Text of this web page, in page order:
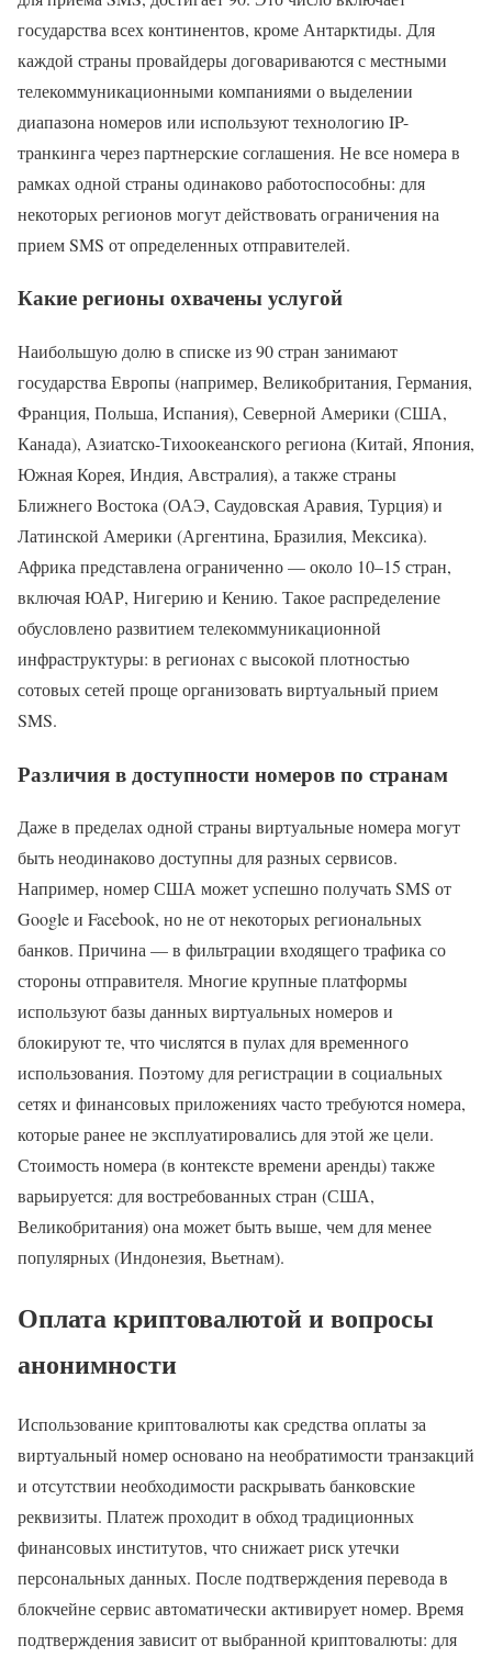
государства всех континентов, кроме Антарктиды. Для
каждой страны провайдеры договариваются с местными
телекоммуникационными компаниями о выделении
диапазона номеров или используют технологию IP-
транкинга через партнерские соглашения. Не все номера в
рамках одной страны одинаково работоспособны: для
некоторых регионов могут действовать ограничения на
прием SMS от определенных отправителей.
Какие регионы охвачены услугой
Наибольшую долю в списке из 90 стран занимают
государства Европы (например, Великобритания, Германия,
Франция, Польша, Испания), Северной Америки (США,
Канада), Азиатско-Тихоокеанского региона (Китай, Япония,
Южная Корея, Индия, Австралия), а также страны
Ближнего Востока (ОАЭ, Саудовская Аравия, Турция) и
Латинской Америки (Аргентина, Бразилия, Мексика).
Африка представлена ограниченно — около 10–15 стран,
включая ЮАР, Нигерию и Кению. Такое распределение
обусловлено развитием телекоммуникационной
инфраструктуры: в регионах с высокой плотностью
сотовых сетей проще организовать виртуальный прием
SMS.
Различия в доступности номеров по странам
Даже в пределах одной страны виртуальные номера могут
быть неодинаково доступны для разных сервисов.
Например, номер США может успешно получать SMS от
Google и Facebook, но не от некоторых региональных
банков. Причина — в фильтрации входящего трафика со
стороны отправителя. Многие крупные платформы
используют базы данных виртуальных номеров и
блокируют те, что числятся в пулах для временного
использования. Поэтому для регистрации в социальных
сетях и финансовых приложениях часто требуются номера,
которые ранее не эксплуатировались для этой же цели.
Стоимость номера (в контексте времени аренды) также
варьируется: для востребованных стран (США,
Великобритания) она может быть выше, чем для менее
популярных (Индонезия, Вьетнам).
Оплата криптовалютой и вопросы
анонимности
Использование криптовалюты как средства оплаты за
виртуальный номер основано на необратимости транзакций
и отсутствии необходимости раскрывать банковские
реквизиты. Платеж проходит в обход традиционных
финансовых институтов, что снижает риск утечки
персональных данных. После подтверждения перевода в
блокчейне сервис автоматически активирует номер. Время
подтверждения зависит от выбранной криптовалюты: для